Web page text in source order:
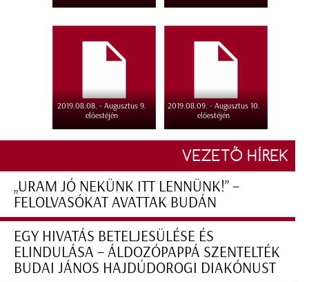
2019.08.08. - Augusztus 9.
előestéjén
2019.08.09. - Augusztus 10.
előestéjén
VEZETŐ HÍREK
„URAM JÓ NEKÜNK ITT LENNÜNK!” –
FELOLVASÓKAT AVATTAK BUDÁN
EGY HIVATÁS BETELJESÜLÉSE ÉS
ELINDULÁSA – ÁLDOZÓPAPPÁ SZENTELTÉK
BUDAI JÁNOS HAJDÚDOROGI DIAKÓNUST